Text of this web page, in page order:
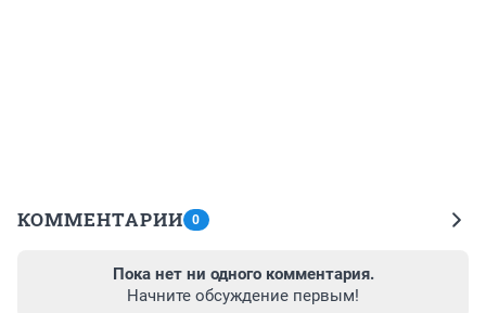
КОММЕНТАРИИ 0
Пока нет ни одного комментария.
Начните обсуждение первым!